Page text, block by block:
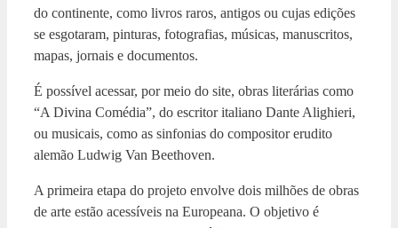
do continente, como livros raros, antigos ou cujas edições
se esgotaram, pinturas, fotografias, músicas, manuscritos,
mapas, jornais e documentos.
É possível acessar, por meio do site, obras literárias como
“A Divina Comédia”, do escritor italiano Dante Alighieri,
ou musicais, como as sinfonias do compositor erudito
alemão Ludwig Van Beethoven.
A primeira etapa do projeto envolve dois milhões de obras
de arte estão acessíveis na Europeana. O objetivo é